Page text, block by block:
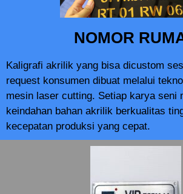
NOMOR
Kaligrafi akrilik yang bisa dicustom
request konsumen dibuat melalui
mesin laser cutting. Setiap karya seni
keindahan bahan akrilik berkualitas
kecepatan produksi yang cepat.